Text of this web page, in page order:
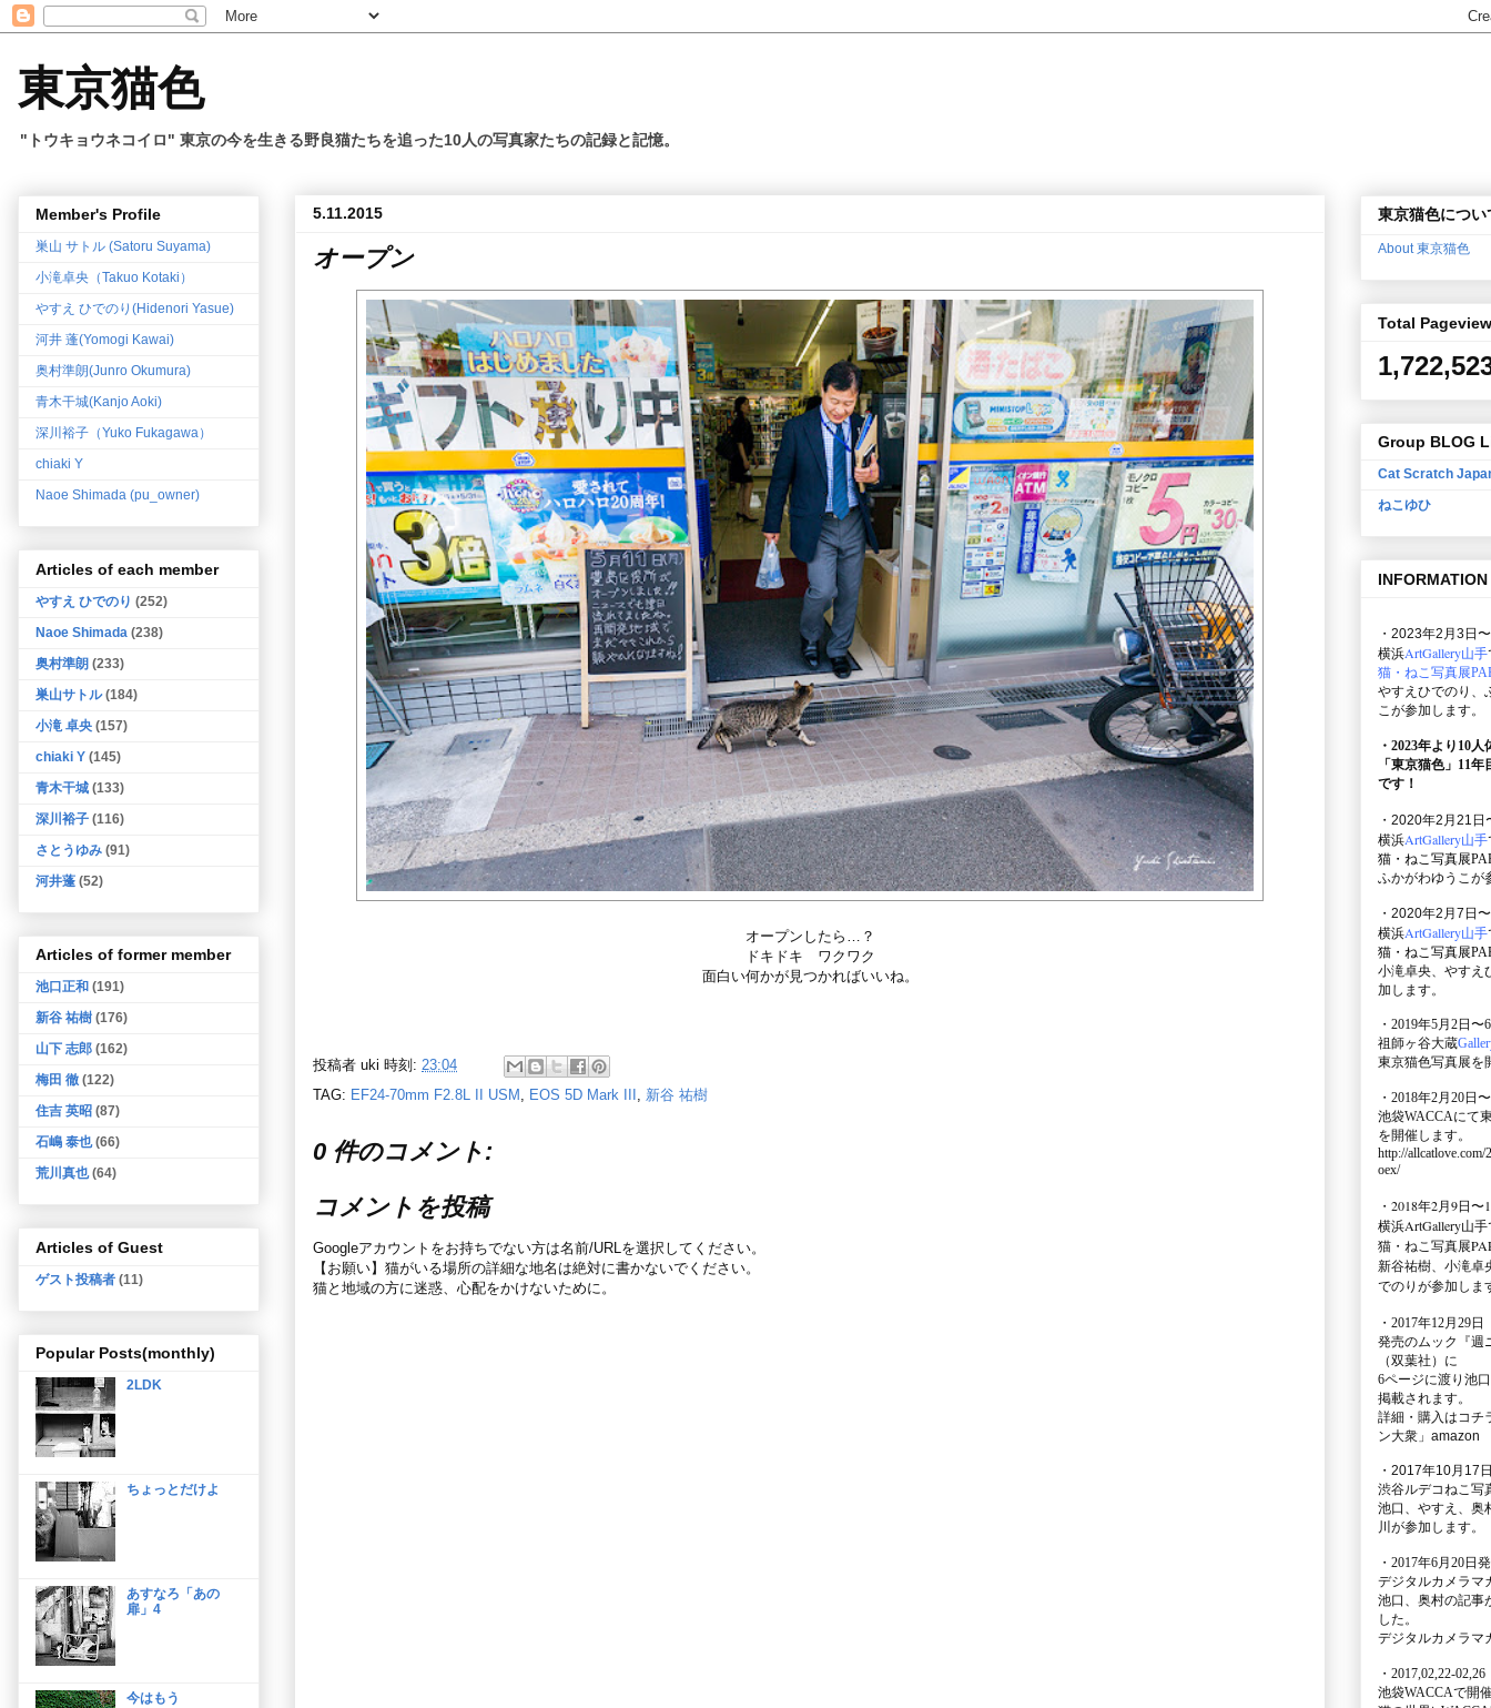
東京猫色
"トウキョウネコイロ" 東京の今を生きる野良猫たちを追った10人の写真家たちの記録と記憶。
5.11.2015
オープン
オープンしたら…？
ドキドキ ワクワク
面白い何かが見つかればいいね。
投稿者 uki 時刻: 23:04
TAG: EF24-70mm F2.8L II USM , EOS 5D Mark III , 新谷 祐樹
0 件のコメント:
コメントを投稿
Googleアカウントをお持ちでない方は名前/URLを選択してください。
【お願い】猫がいる場所の詳細な地名は絶対に書かないでください。
猫と地域の方に迷惑、心配をかけないために。
Member's Profile
巣山 サトル (Satoru Suyama)
小滝卓央（Takuo Kotaki）
やすえ ひでのり(Hidenori Yasue)
河井 蓬(Yomogi Kawai)
奥村準朗(Junro Okumura)
青木干城(Kanjo Aoki)
深川裕子（Yuko Fukagawa）
chiaki Y
Naoe Shimada (pu_owner)
Articles of each member
やすえ ひでのり (252)
Naoe Shimada (238)
奥村準朗 (233)
巣山サトル (184)
小滝 卓央 (157)
chiaki Y (145)
青木干城 (133)
深川裕子 (116)
さとうゆみ (91)
河井蓬 (52)
Articles of former member
池口正和 (191)
新谷 祐樹 (176)
山下 志郎 (162)
梅田 徹 (122)
住吉 英昭 (87)
石嶋 泰也 (66)
荒川真也 (64)
Articles of Guest
ゲスト投稿者 (11)
Popular Posts(monthly)
2LDK
ちょっとだけよ
あすなろ「あの
扉」4
今はもう
東京猫色につい
About 東京猫色
Total
Group BLOG
Cat Scratch
ねこゆひ
INFORMATION
・2023年2月3日
横浜ArtGallery山手
猫・ねこ写真展
やすえひでのり、
こが参加します。
・2023年より10
「東京猫色」 11年
です！
・2020年2月21日
横浜ArtGallery山手
猫・ねこ写真展
ふかがわゆうこが
・2020年2月7日
横浜ArtGallery山手
猫・ねこ写真展
小滝卓央、やすえ
加します。
・2019年5月2日〜
祖師ヶ谷大蔵
東京猫色写真展を
・2018年2月20日
池袋WACCAにて
を開催します。
http://allcatlove.com/
oex/
・2018年2月9日〜
横浜ArtGallery山手
猫・ねこ写真展
新谷祐樹、小滝卓
でのりが参加しま
・ 2017年12月29日
発売のムック
『
（双葉社）に
6ページに渡り 池
掲載されます。
詳細・購入はコ
ン大衆」amazon
・2017年10月17
渋谷ルデコねこ写
池口、やすえ、奥
川が参加します。
・2017年6月20日
デジタルカメラマ
池口、奥村の記事
した。
デジタルカメラマ
・2017,02,22-02,26
池袋WACCAで開